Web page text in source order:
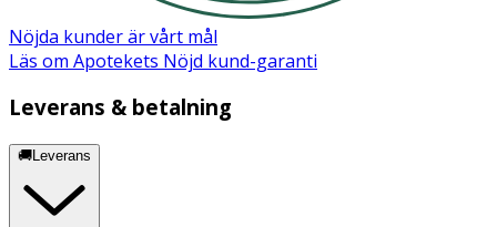
- Förvara nappboxen utom räckhåll för barn. Förvara
hygieniskt, torrt och skyddat från ljus.
Innehåll
2 nappar
Nöjda kunder är vårt mål
Läs om Apotekets Nöjd kund-garanti
Leverans & betalning
🚚Leverans